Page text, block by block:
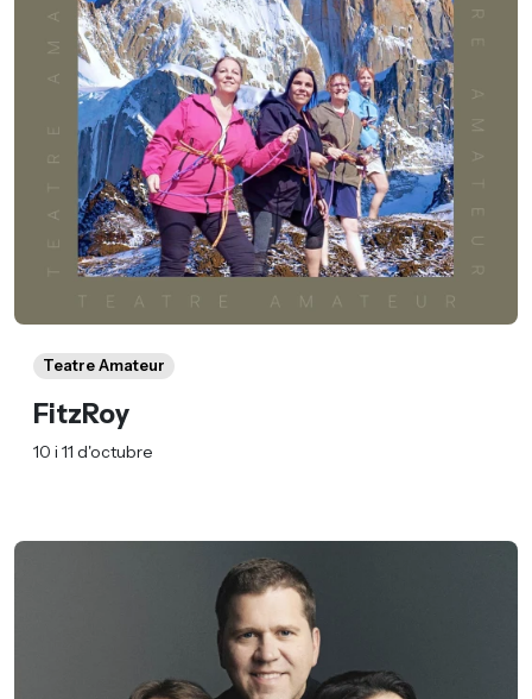
Teatre Amateur
FitzRoy
10 i 11 d'octubre